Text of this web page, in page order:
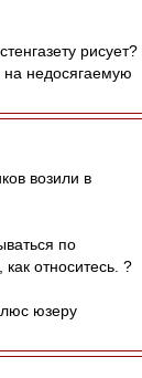
рисует?
недосягаемую
возили в
по
относитесь. ?
юзеру